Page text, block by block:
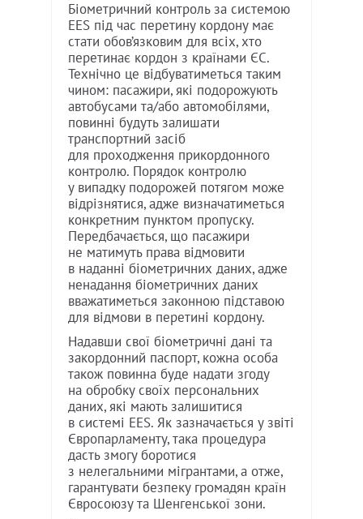
Біометричний контроль за системою
EES під час перетину кордону має
стати обов’язковим для всіх, хто
перетинає кордон з країнами ЄС.
Технічно це відбуватиметься таким
чином: пасажири, які подорожують
автобусами та/або автомобілями,
повинні будуть залишати
транспортний засіб
для проходження прикордонного
контролю. Порядок контролю
у випадку подорожей потягом може
відрізнятися, адже визначатиметься
конкретним пунктом пропуску.
Передбачається, що пасажири
не матимуть права відмовити
в наданні біометричних даних, адже
ненадання біометричних даних
вважатиметься законною підставою
для відмови в перетині кордону.
Надавши свої біометричні дані та
закордонний паспорт, кожна особа
також повинна буде надати згоду
на обробку своїх персональних
даних, які мають залишитися
в системі EES. Як зазначається у звіті
Європарламенту, така процедура
дасть змогу боротися
з нелегальними мігрантами, а отже,
гарантувати безпеку громадян країн
Євросоюзу та Шенгенської зони.